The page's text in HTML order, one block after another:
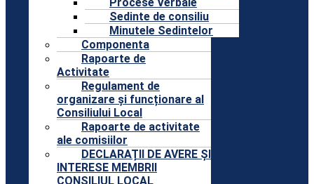
Procese Verbale
Sedinte de consiliu
Minutele Sedintelor
Componenta
Rapoarte de
Activitate
Regulament de
organizare și funcționare al
Consiliului Local
Rapoarte de activitate
ale comisiilor
DECLARAȚII DE AVERE ȘI
INTERESE MEMBRII
CONSILIUL LOCAL